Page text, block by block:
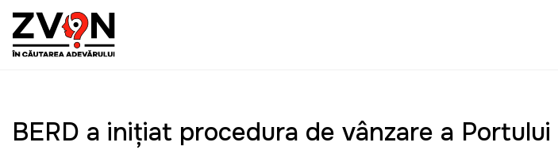
BERD a iniţiat procedura de vânzare a